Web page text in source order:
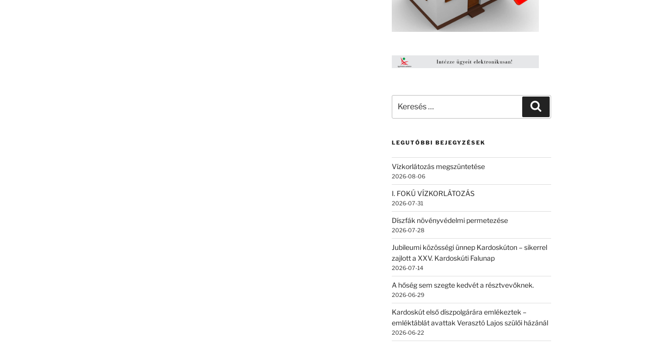
következő
LEGUTÓBBI BEJEGYZÉSEK
Vízkorlátozás megszüntetése
2026-08-06
I. FOKÚ VÍZKORLÁTOZÁS
2026-07-31
Díszfák növényvédelmi permetezése
2026-07-28
Jubileumi közösségi ünnep Kardoskúton – sikerrel
zajlott a XXV. Kardoskúti Falunap
2026-07-14
A hőség sem szegte kedvét a résztvevőknek.
2026-06-29
Kardoskút első díszpolgárára emlékeztek –
emléktáblát avattak Verasztó Lajos szülői házánál
2026-06-22